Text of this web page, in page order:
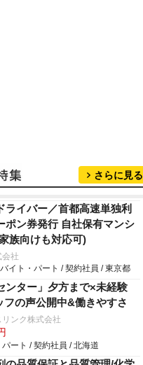
さらに見る
ライバー／首都高速単独利
ポン券発行 自社保有マンシ
族向けも対応可)
会社
イト・パート / 契約社員 / 東京都
ンター」夕方まで×未経験
の声公開中&働きやすさ
ンク株式会社
ート / 契約社員 / 北海道